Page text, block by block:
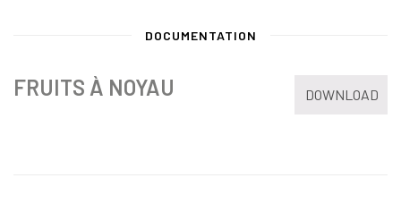
DOCUMENTATION
FRUITS À NOYAU DOWNLOAD